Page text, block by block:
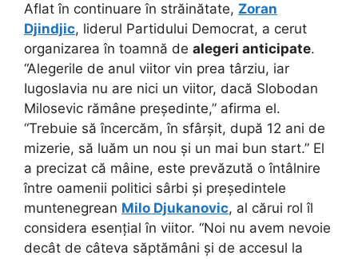
Aflat în continuare în străinătate, Zoran
Djindjic, liderul Partidului Democrat, a cerut
organizarea în toamnă de alegeri anticipate.
“Alegerile de anul viitor vin prea târziu, iar
Iugoslavia nu are nici un viitor, dacă Slobodan
Milosevic rămâne președinte,” afirma el.
“Trebuie să încercăm, în sfârșit, după 12 ani de
mizerie, să luăm un nou și un mai bun start.” El
a precizat că mâine, este prevăzută o întâlnire
între oamenii politici sârbi și președintele
muntenegrean Milo Djukanovic, al cărui rol îl
considera esențial în viitor. “Noi nu avem nevoie
decât de câteva săptămâni și de accesul la